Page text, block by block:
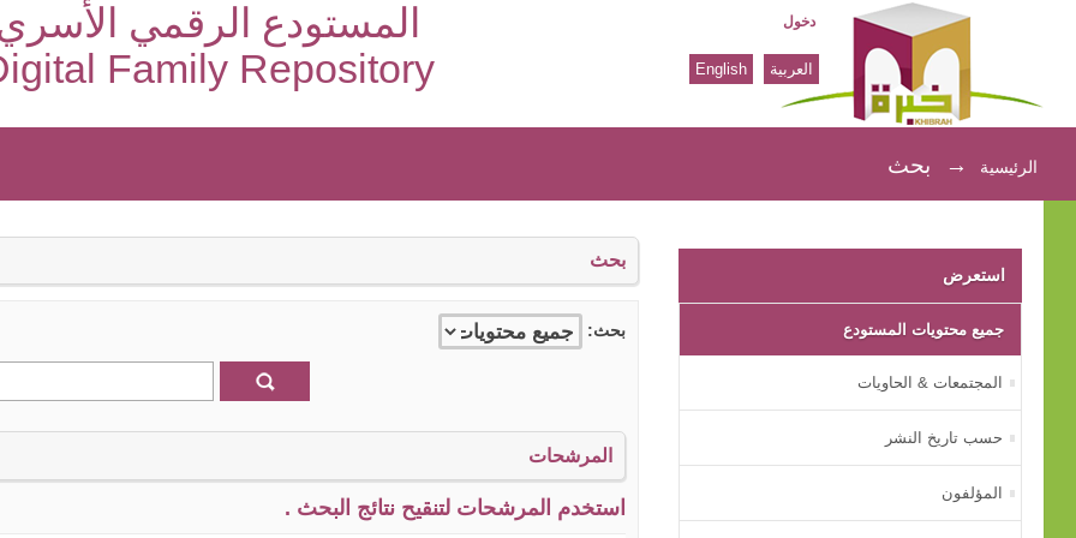
المستودع الرقمي
Family Repository
بحث
دخول
العربية English
الرئيسية → بحث
بحث
بحث:
المرشحات
استخدم المرشحات لتنقيح نتائج البحث .
استعرض
جميع محتويات المستودع
المجتمعات & الحاويات
حسب تاريخ النشر
المؤلفون